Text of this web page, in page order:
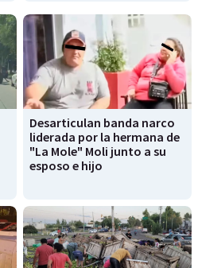
Desarticulan banda narco
liderada por la hermana de
"La Mole" Moli junto a su
esposo e hijo